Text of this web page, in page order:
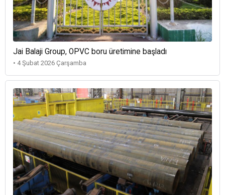
Jai Balaji Group, OPVC boru üretimine başladı
• 4 Şubat 2026 Çarşamba